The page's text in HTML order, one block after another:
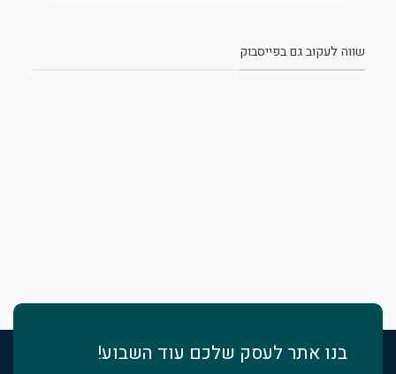
שווה לעקוב גם בפייסבוק
בנו אתר לעסק שלכם עוד השבוע!